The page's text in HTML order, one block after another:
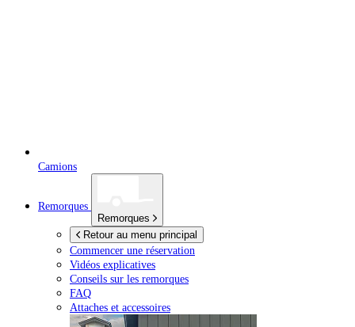
Camions
Remorques
Remorques
Retour au menu principal
Commencer une réservation
Vidéos explicatives
Conseils sur les remorques
FAQ
Attaches et accessoires